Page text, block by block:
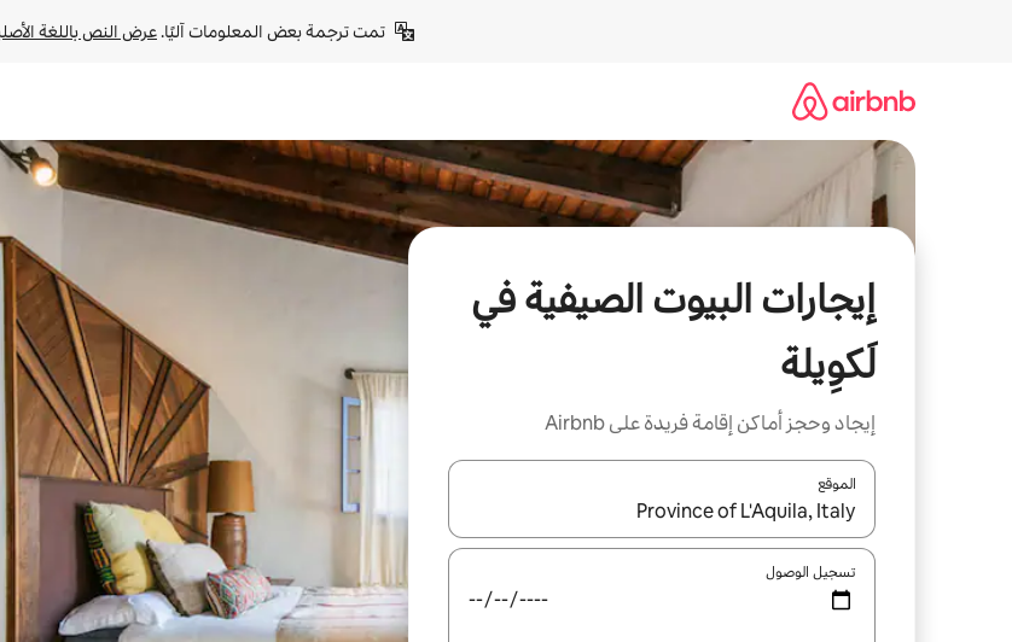
تمت ترجمة بعض المعلومات آليًا. عرض النص باللغة
إيجارات البيوت الصيفية في
لَكوِيلة
إيجاد وحجز أماكن إقامة فريدة على Airbnb
الموقع
عند توفر النتائج، انتقل باستخدام السهمين لأعلى ولأسفل أو استكشف عن طريق اللمس أو السحب.
تسجيل الوصول